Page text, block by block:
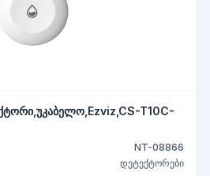
T10C-
NT-08866
დეტექტორები